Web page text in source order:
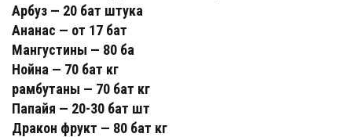
Арбуз — 20 бат штука
Ананас — от 17 бат
Мангустины — 80 ба
Нойна — 70 бат кг
рамбутаны — 70 бат кг
Папайя — 20-30 бат шт
Дракон фрукт — 80 бат кг